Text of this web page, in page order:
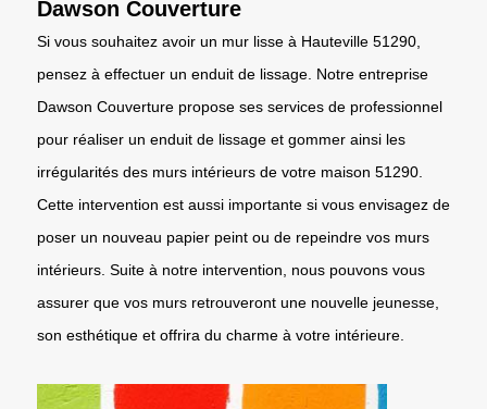
Dawson Couverture
Si vous souhaitez avoir un mur lisse à Hauteville 51290,
pensez à effectuer un enduit de lissage. Notre entreprise
Dawson Couverture propose ses services de professionnel
pour réaliser un enduit de lissage et gommer ainsi les
irrégularités des murs intérieurs de votre maison 51290.
Cette intervention est aussi importante si vous envisagez de
poser un nouveau papier peint ou de repeindre vos murs
intérieurs. Suite à notre intervention, nous pouvons vous
assurer que vos murs retrouveront une nouvelle jeunesse,
son esthétique et offrira du charme à votre intérieure.